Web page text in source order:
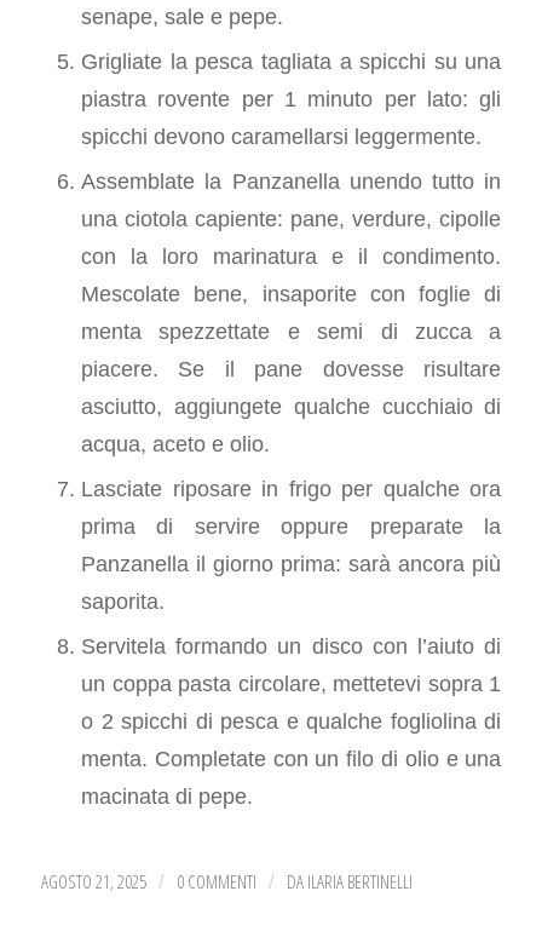
senape, sale e pepe.
Grigliate la pesca tagliata a spicchi su una
piastra rovente per 1 minuto per lato: gli
spicchi devono caramellarsi leggermente.
Assemblate la Panzanella unendo tutto in
una ciotola capiente: pane, verdure, cipolle
con la loro marinatura e il condimento.
Mescolate bene, insaporite con foglie di
menta spezzettate e semi di zucca a
piacere. Se il pane dovesse risultare
asciutto, aggiungete qualche cucchiaio di
acqua, aceto e olio.
Lasciate riposare in frigo per qualche ora
prima di servire oppure preparate la
Panzanella il giorno prima: sarà ancora più
saporita.
Servitela formando un disco con l’aiuto di
un coppa pasta circolare, mettetevi sopra 1
o 2 spicchi di pesca e qualche fogliolina di
menta. Completate con un filo di olio e una
macinata di pepe.
AGOSTO 21, 2025 / 0 COMMENTI / DA ILARIA BERTINELLI